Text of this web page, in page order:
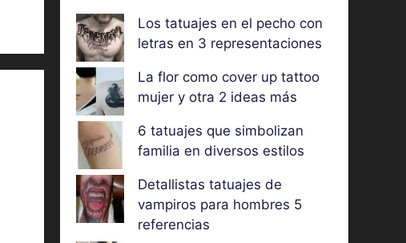
Los tatuajes en el pecho con
letras en 3 representaciones
La flor como cover up tattoo
mujer y otra 2 ideas más
6 tatuajes que simbolizan
familia en diversos estilos
Detallistas tatuajes de
vampiros para hombres 5
referencias